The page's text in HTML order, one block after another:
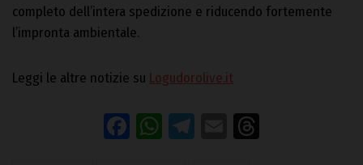
completo dell’intera spedizione e riducendo fortemente
l’impronta ambientale.
Leggi le altre notizie su Logudorolive.it
Facebook
WhatsApp
Telegram
Email